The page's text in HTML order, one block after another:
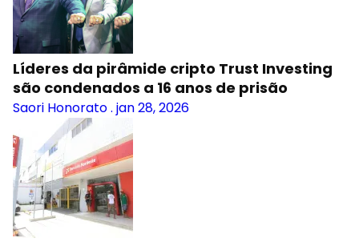
Líderes da pirâmide cripto Trust Investing
são condenados a 16 anos de prisão
Saori Honorato. jan 28, 2026